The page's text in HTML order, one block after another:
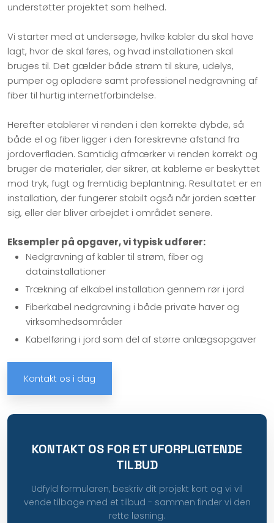
understøtter projektet som helhed.
Vi starter med at undersøge, hvilke kabler du skal have
lagt, hvor de skal føres, og hvad installationen skal
bruges til. Det gælder både strøm til skure, udelys,
pumper og opladere samt professionel nedgravning af
fiber til hurtig internetforbindelse.
Herefter etablerer vi renden i den korrekte dybde, så
både el og fiber ligger i den foreskrevne afstand fra
jordoverfladen. Samtidig afmærker vi renden korrekt og
bruger de materialer, der sikrer, at kablerne er beskyttet
mod tryk, fugt og fremtidig beplantning. Resultatet er en
installation, der fungerer stabilt også når jorden sætter
sig, eller der bliver arbejdet i området senere.
Eksempler på opgaver, vi typisk udfører:
Nedgravning af kabler til strøm, fiber og
datainstallationer
Trækning af elkabel installation gennem rør i jord
Fiberkabel nedgravning i både private haver og
virksomhedsområder
Kabelføring i jord som del af større anlægsopgaver​
Kontakt os i dag
KONTAKT OS FOR ET UFORPLIGTENDE
TILBUD
Udfyld formularen, beskriv dit projekt kort og vi vil
vende tilbage med et tilbud - sammen finder vi den
rette løsning.